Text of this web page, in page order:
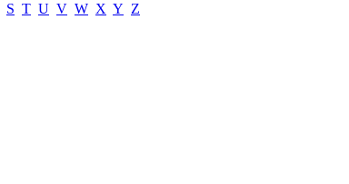
S T U V W X Y Z